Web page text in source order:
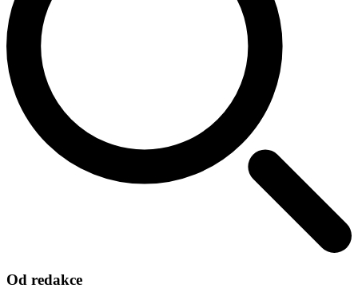
Od redakce